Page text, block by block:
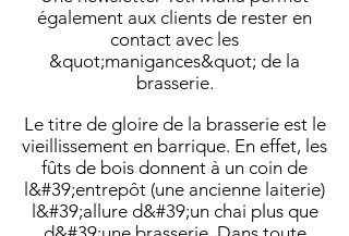
également aux clients de rester en
contact avec les
&quot;manigances&quot; de la
brasserie.
Le titre de gloire de la brasserie est le
vieillissement en barrique. En effet, les
fûts de bois donnent à un coin de
l&#39;entrepôt (une ancienne laiterie)
l&#39;allure d&#39;un chai plus que